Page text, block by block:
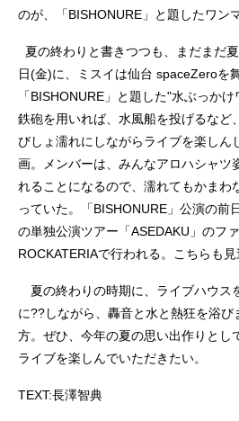
のが、「BISHONURE」と題したワン
夏の終わりと書きつつも、まだまだ
日(金)に、ミスイは仙台 spaceZeroを
「BISHONURE」と題した"水ぶっか
鉄砲を用いれば、水風船を投げるなど
びしょ濡れにしながらライブを楽しん
画。メンバーは、みんなアロハシャツ
れることになるので、濡れてもかまわ
っていた。「BISHONURE」公演の前
の単独公演ツアー「ASEDAKU」のフ
ROCKATERIAで行われる。こちらも見
夏の終わりの時期に、ライブハウス
に??しながら、轟音と水と熱狂を浴び
方。ぜひ、今年の夏の思い出作りとし
ライブを楽しんでいただきたい。
TEXT:長澤智典